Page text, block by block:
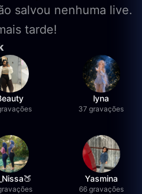
salvou nenhuma live.
tarde!
lyna
37 gravações
Yasmina
66 gravações